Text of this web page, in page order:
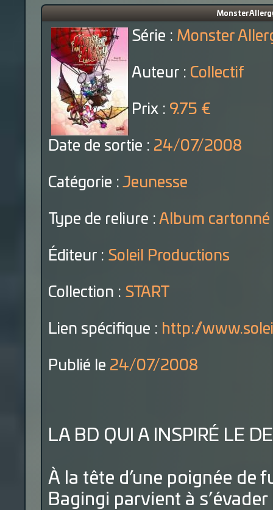
Monster
Série : Monster
Auteur : Collectif
Prix : 9.75 €
Date de sortie : 24/07/2008
Catégorie : Jeunesse
Type de reliure : Album cartonné
Éditeur : Soleil Productions
Collection : START
Lien spécifique : http://
Publié le 24/07/2008
LA BD QUI A INSPIRÉ LE
À la tête d’une poignée de
Bagingi parvient à